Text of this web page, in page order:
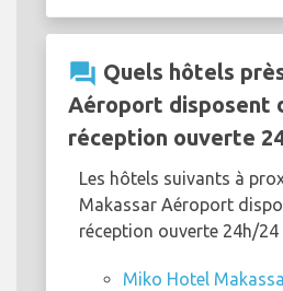
question_answer Quels hôtels
Aéroport disposent
réception ouverte
Les hôtels suivants à
Makassar Aéroport
réception ouverte 24h/24
Miko Hotel